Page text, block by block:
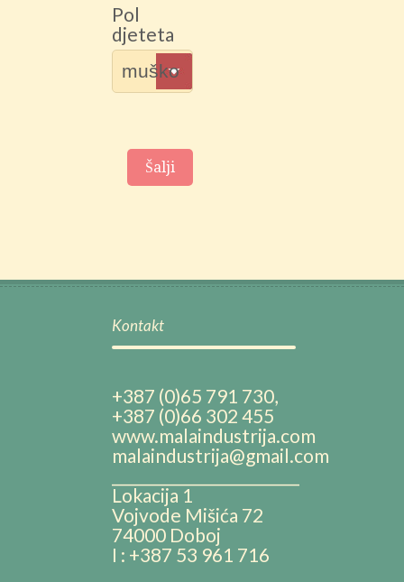
Pol
djeteta
Kontakt
+387 (0)65 791 730,
+387 (0)66 302 455
www.malaindustrija.com
malaindustrija@gmail.com
Lokacija 1
Vojvode Mišića 72
74000 Doboj
I : +387 53 961 716